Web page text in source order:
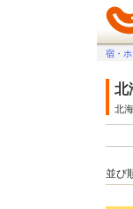
宿・
北
北
並び